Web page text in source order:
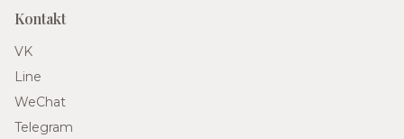
Kontakt
VK
Line
WeChat
Telegram